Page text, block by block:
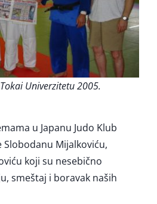
Univerzitetu 2005.
u Japanu Judo Klub
Mijalkoviću,
koji su nesebično
smeštaj i boravak naših